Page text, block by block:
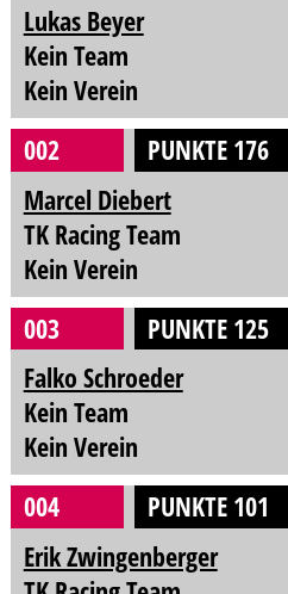
Lukas Beyer
Kein Team
Kein Verein
002
PUNKTE 176
Marcel Diebert
TK Racing Team
Kein Verein
003
PUNKTE 125
Falko Schroeder
Kein Team
Kein Verein
004
PUNKTE 101
Erik Zwingenberger